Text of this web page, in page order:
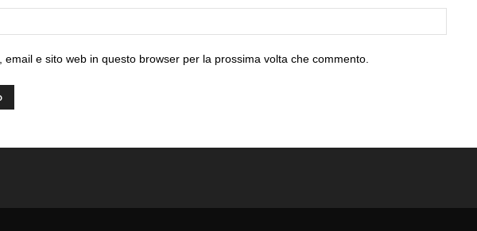
email e sito web in questo browser per la prossima volta che commento.